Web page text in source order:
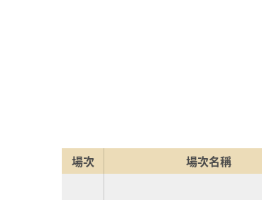
場次 場次名稱